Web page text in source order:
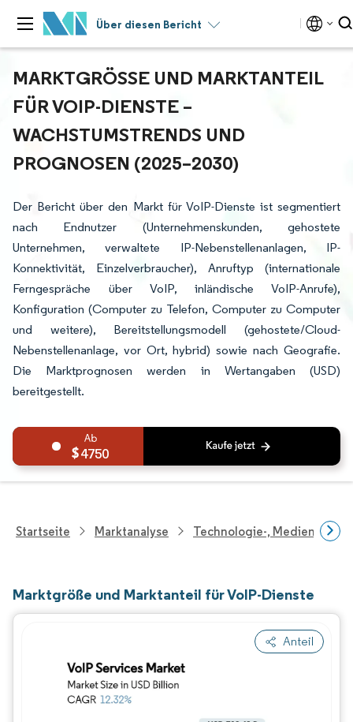
Über diesen Bericht
MARKTGRÖSSE UND MARKTANTEIL F
ÜR VOIP-DIENSTE – W
ACHSTUMSTRENDS UND P
ROGNOSEN (2025–2030)
Der Bericht über den Markt für VoIP-Dienste ist segmentiert
nach Endnutzer (Unternehmenskunden, gehostete
Unternehmen, verwaltete IP-Nebenstellenanlagen, IP-
Konnektivität, Einzelverbraucher), Anruftyp (internationale
Ferngespräche über VoIP, inländische VoIP-Anrufe),
Konfiguration (Computer zu Telefon, Computer zu Computer
und weitere), Bereitstellungsmodell (gehostete/Cloud-
Nebenstellenanlage, vor Ort, hybrid) sowie nach Geografie.
Die Marktprognosen werden in Wertangaben (USD)
bereitgestellt.
4750
Startseite Marktanalyse Technologie-, Medien- Und
Marktgröße und Marktanteil für VoIP-Dienste
Anteil